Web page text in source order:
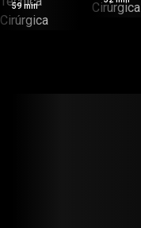
Técnica
Cirúrgica
59 min
Cirúrgica